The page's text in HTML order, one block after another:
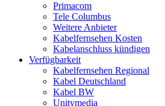
Primacom
Tele Columbus
Weitere Anbieter
Kabelfernsehen Kosten
Kabelanschluss kündigen
Verfügbarkeit
Kabelfernsehen Regional
Kabel Deutschland
Kabel BW
Unitymedia